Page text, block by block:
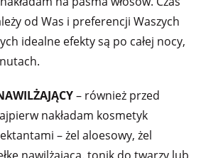
od Was i preferencji Waszych
idealne efekty są po całej nocy,
– również przed
nakładam kosmetyk
– żel aloesowy, żel